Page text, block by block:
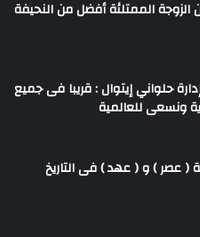
الزوجة الممتلئة أفضل من النحيفة
حلواني إيتوال : قريبا فى جميع
ونسعى للعالمية
( عصر ) و ( عهد ) فى التاريخ